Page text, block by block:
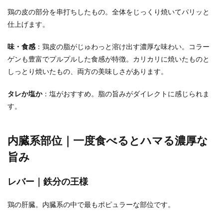
鶏の皮の部分を串打ちしたもの。全体をじっくり焼いてパリッと
仕上げます。
味・食感 ：鶏皮の脂がじゅわっと溶け出す濃厚な味わい。コラー
ゲンも豊富でプルプルした食感が特徴。カリカリに焼いたものと
しっとり焼いたもの、両方の美味しさがあります。
タレか塩か：塩がおすすめ。脂の旨みがダイレクトに感じられま
す。
内臓系部位｜一度食べるとハマる濃厚な
旨み
レバー｜鉄分の王様
鶏の肝臓。内臓系の中で最もポピュラーな部位です。